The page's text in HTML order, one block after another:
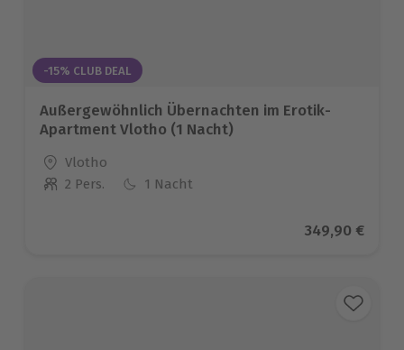
-15% CLUB DEAL
Außergewöhnlich Übernachten im Erotik-
Apartment Vlotho (1 Nacht)
Standort
Vlotho
Anzahl der Teilnehmer
2 Pers. 1 Nacht
Aktueller
349,90 €